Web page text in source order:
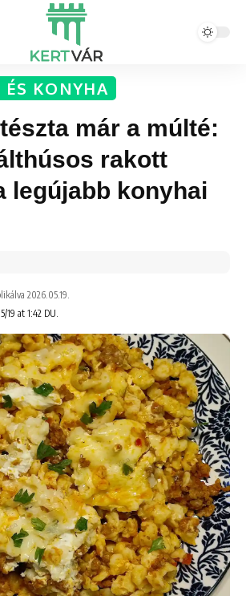
ÉS KONYHA
már a múlté:
rakott
legújabb konyhai
19 at 1:42 DU.
2026.05.19.